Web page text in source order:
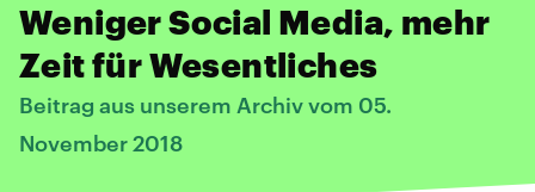
Weniger Social Media, mehr
Zeit für Wesentliches
Beitrag aus unserem Archiv vom 05.
November 2018